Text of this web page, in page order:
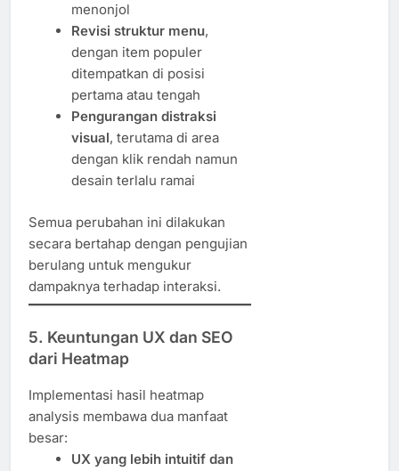
menonjol
Revisi struktur menu,
dengan item populer
ditempatkan di posisi
pertama atau tengah
Pengurangan distraksi
visual, terutama di area
dengan klik rendah namun
desain terlalu ramai
Semua perubahan ini dilakukan
secara bertahap dengan pengujian
berulang untuk mengukur
dampaknya terhadap interaksi.
5. Keuntungan UX dan SEO
dari Heatmap
Implementasi hasil heatmap
analysis membawa dua manfaat
besar:
UX yang lebih intuitif dan